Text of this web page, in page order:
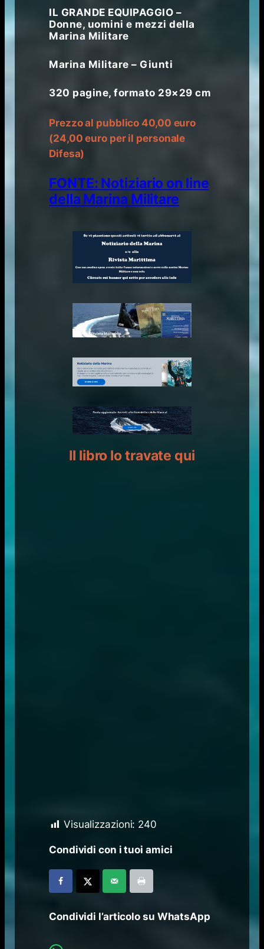
IL GRANDE EQUIPAGGIO –
Donne, uomini e mezzi della
Marina Militare
Marina Militare – Giunti
320 pagine, formato 29×29 cm
Prezzo al pubblico 40,00 euro
(24,00 euro per il personale
Difesa)
FONTE: Notiziario on line
della Marina Militare
Il libro lo travate qui
Visualizzazioni: 240
Condividi con i tuoi amici
Condividi l’articolo su WhatsApp